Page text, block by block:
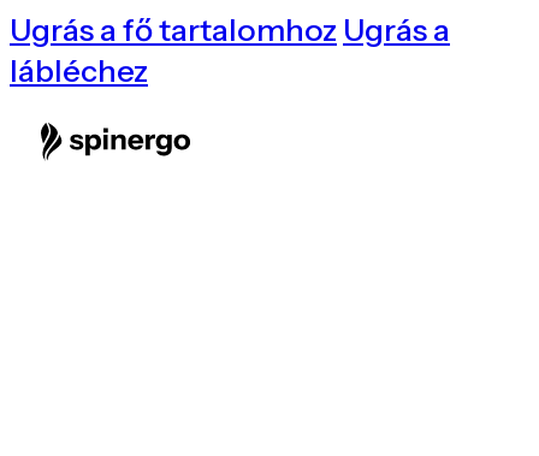
Ugrás a fő tartalomhoz Ugrás a
lábléchez